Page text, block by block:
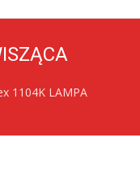
1104K LAMPA